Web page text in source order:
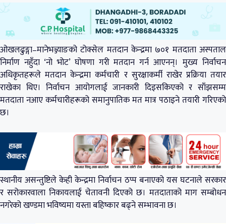
ओखलढुङ्गा–मानेभञ्ज्याङको टोक्सेल मतदान केन्द्रमा ७०१ मतदाता अस्पताल
निर्माण नहुँदा ‘नो भोट’ घोषणा गरी मतदान गर्न आएनन्। मुख्य निर्वाचन
अधिकृतहरूले मतदान केन्द्रमा कर्मचारी र सुरक्षाकर्मी राखेर प्रक्रिया तयार
राखेका थिए। निर्वाचन आयोगलाई जानकारी दिइसकिएको र साँझसम्म
मतदाता नआए कर्मचारीहरूको समानुपातिक मत मात्र पठाइने तयारी गरिएको
छ।
स्थानीय असन्तुष्टिले केही केन्द्रमा निर्वाचन ठप्प बनाएको यस घटनाले सरकार
र सरोकारवाला निकायलाई चेतावनी दिएको छ। मतदाताको माग सम्बोधन
नगरेको खण्डमा भविष्यमा यस्ता बहिष्कार बढ्ने सम्भावना छ।